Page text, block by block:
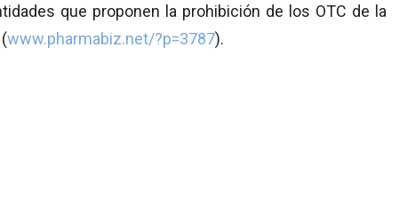
que proponen la prohibición de los OTC de la
www.pharmabiz.net/?p=3787).